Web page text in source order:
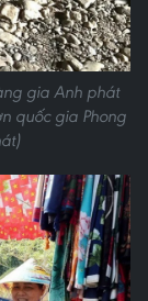
gia Anh phát
quốc gia Phong